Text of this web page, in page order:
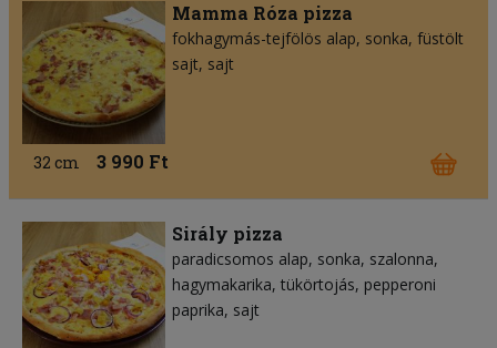
Mamma Róza pizza
fokhagymás-tejfölös alap sonka füstölt
sajt sajt
32 cm 3 990 Ft
Sirály pizza
paradicsomos alap sonka szalonna
hagymakarika tükörtojás pepperoni
paprika sajt